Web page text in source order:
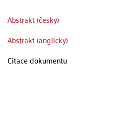
Abstrakt (česky)
Abstrakt (anglicky)
Citace dokumentu